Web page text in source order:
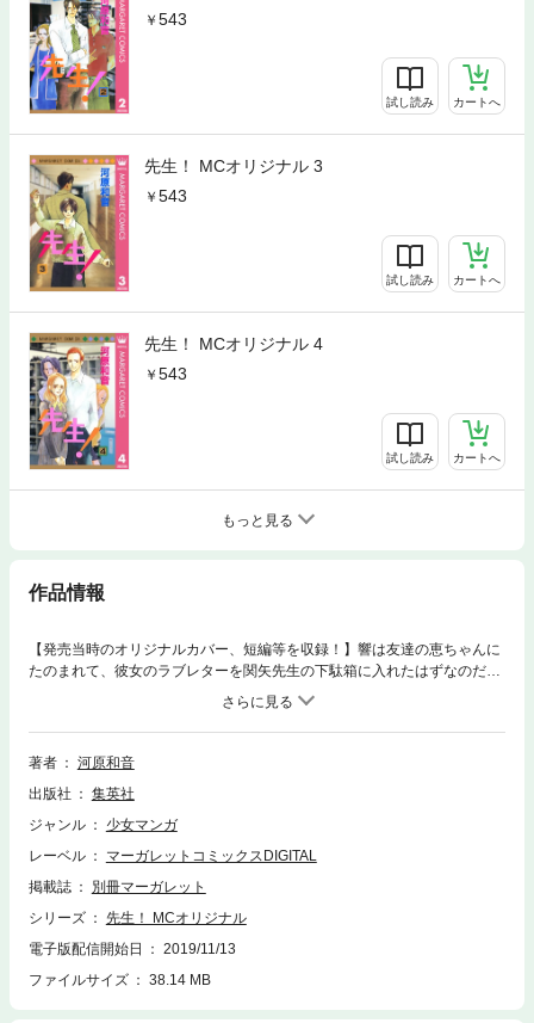
543
試し読み カートへ
先生！ MCオリジナル 3
543
試し読み カートへ
先生！ MCオリジナル 4
543
試し読み カートへ
もっと見る
作品情報
【発売当時のオリジナルカバー、短編等を収録！】響は友達の恵ちゃんに
たのまれて、彼女のラブレターを関矢先生の下駄箱に入れたはずなのだ
が……。ちょっとした手ちがいで、伊藤先生の手に渡ってしまい……。
【同時収録】友達なんていわないで
著者
河原和音
出版社
集英社
ジャンル
少女マンガ
レーベル
マーガレットコミックスDIGITAL
掲載誌
別冊マーガレット
シリーズ
先生！ MCオリジナル
電子版配信開始日
2019/11/13
ファイルサイズ
38.14 MB